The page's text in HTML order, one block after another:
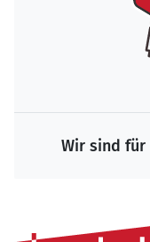
Wir sind für